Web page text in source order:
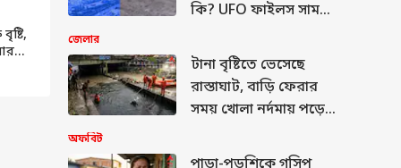
কি? UFO ফাইলস সামনে
বিতর্ক
জেলার
টানা বৃষ্টিতে ভেসেছে
রাস্তাঘাট, বাড়ি ফেরার
সময় খোলা নর্দমায় পড়ে
অফবিট